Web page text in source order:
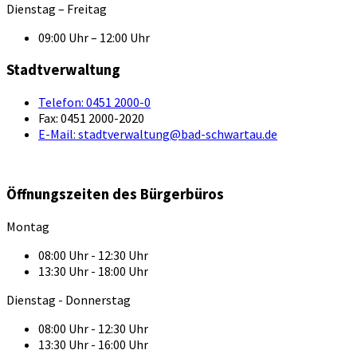
Dienstag – Freitag
09:00 Uhr – 12:00 Uhr
Stadtverwaltung
Telefon: 0451 2000-0
Fax: 0451 2000-2020
E-Mail: stadtverwaltung@bad-schwartau.de
Öffnungszeiten des Bürgerbüros
Montag
08:00 Uhr - 12:30 Uhr
13:30 Uhr - 18:00 Uhr
Dienstag - Donnerstag
08:00 Uhr - 12:30 Uhr
13:30 Uhr - 16:00 Uhr